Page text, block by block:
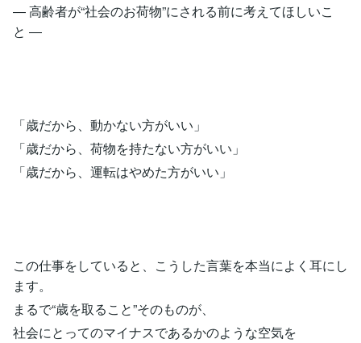
― 高齢者が“社会のお荷物”にされる前に考えてほしいこ
と ―
「歳だから、動かない方がいい」
「歳だから、荷物を持たない方がいい」
「歳だから、運転はやめた方がいい」
この仕事をしていると、こうした言葉を本当によく耳にし
ます。
まるで“歳を取ること”そのものが、
社会にとってのマイナスであるかのような空気を